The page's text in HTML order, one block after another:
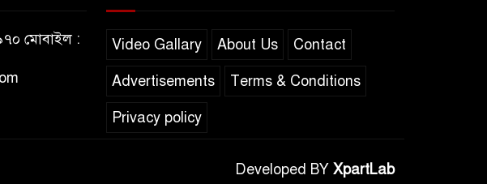
মোবাইল :
Video Gallary About Us Contact
Advertisements Terms & Conditions
Privacy policy
Developed BY XpartLab